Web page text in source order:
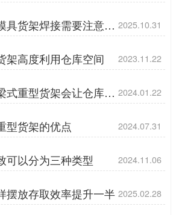
具货架焊接需要注意哪 2025.10.31
架高度利用仓库空间 2023.11.22
式重型货架会让仓库作 2024.01.22
型货架的优点 2024.07.31
可以分为三种类型 2024.11.06
摆放存取效率提升一半 2025.02.28